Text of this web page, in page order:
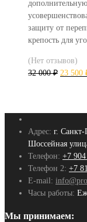
защиту от
крепость для
(Нет отзывов)
32 000₽ 23 500
Адрес: г. Санкт-
Шоссейная
Телефон: +7
Телефон 2: +7
E-mail:
Часы работы:
Мы принимаем: